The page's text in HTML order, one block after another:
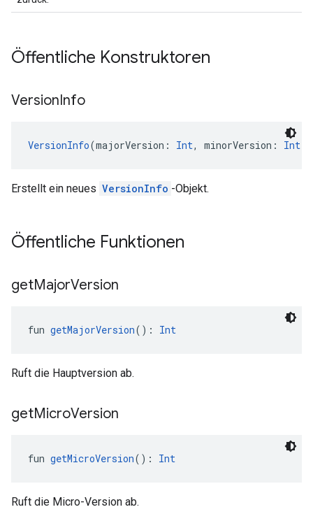
Öffentliche Konstruktoren
VersionInfo
VersionInfo(majorVersion: Int, minorVersion: Int
Erstellt ein neues VersionInfo -Objekt.
Öffentliche Funktionen
getMajorVersion
fun getMajorVersion(): Int
Ruft die Hauptversion ab.
getMicroVersion
fun getMicroVersion(): Int
Ruft die Micro-Version ab.